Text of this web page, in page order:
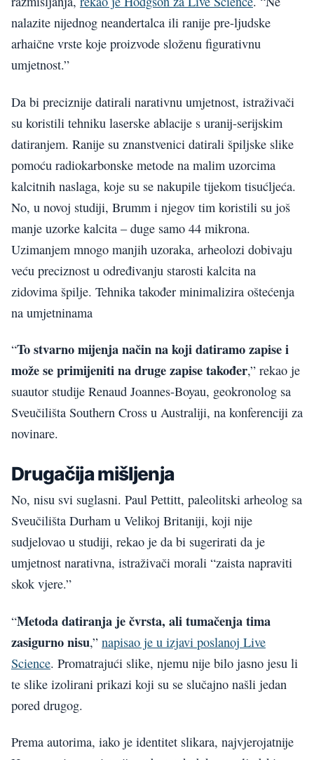
nalazite nijednog neandertalca ili ranije pre-ljudske
arhaične vrste koje proizvode složenu figurativnu
umjetnost.”
Da bi preciznije datirali narativnu umjetnost, istraživači
su koristili tehniku laserske ablacije s uranij-serijskim
datiranjem. Ranije su znanstvenici datirali špiljske slike
pomoću radiokarbonske metode na malim uzorcima
kalcitnih naslaga, koje su se nakupile tijekom tisućljeća.
No, u novoj studiji, Brumm i njegov tim koristili su još
manje uzorke kalcita – duge samo 44 mikrona.
Uzimanjem mnogo manjih uzoraka, arheolozi dobivaju
veću preciznost u određivanju starosti kalcita na
zidovima špilje. Tehnika također minimalizira oštećenja
na umjetninama
“To stvarno mijenja način na koji datiramo zapise i
može se primijeniti na druge zapise također,” rekao je
suautor studije Renaud Joannes-Boyau, geokronolog sa
Sveučilišta Southern Cross u Australiji, na konferenciji za
novinare.
Drugačija mišljenja
No, nisu svi suglasni. Paul Pettitt, paleolitski arheolog sa
Sveučilišta Durham u Velikoj Britaniji, koji nije
sudjelovao u studiji, rekao je da bi sugerirati da je
umjetnost narativna, istraživači morali “zaista napraviti
skok vjere.”
“Metoda datiranja je čvrsta, ali tumačenja tima
zasigurno nisu,” napisao je u izjavi poslanoj Live
Science. Promatrajući slike, njemu nije bilo jasno jesu li
te slike izolirani prikazi koji su se slučajno našli jedan
pored drugog.
Prema autorima, iako je identitet slikara, najvjerojatnije